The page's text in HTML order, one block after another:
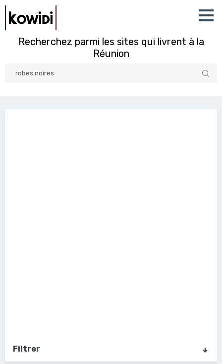
Recherchez parmi les sites qui livrent à la
Réunion
Filtrer